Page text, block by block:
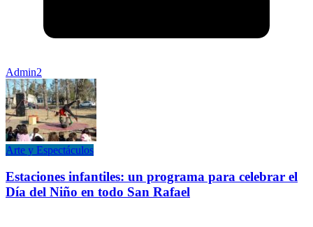
Admin2
Arte y Espectáculos
Estaciones infantiles: un programa para celebrar el
Día del Niño en todo San Rafael